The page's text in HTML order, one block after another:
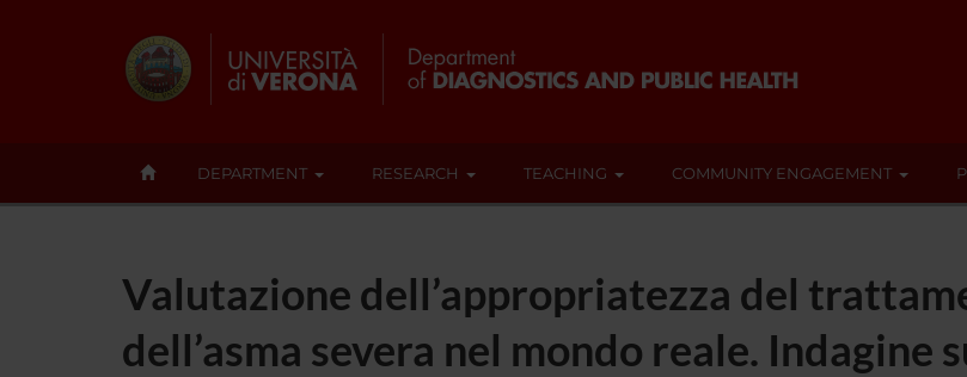
DEPARTMENT RESEARCH TEACHING COMMUNITY ENGAGEMENT
Valutazione dell’appropriatezza del
dell’asma severa nel mondo reale. Indagine